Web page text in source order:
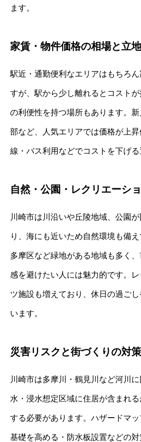
ます。
家賃・物件価格の相場と立
駅近・通勤便利なエリアはもちろ
すが、駅から少し離れるとコスト
の利便性を持つ場所もあります。
部など、人気エリアでは価格が上
線・バス利用などでコストを下げる
自然・公園・レクリエーシ
川崎市は川沿いや丘陵地域、公園
り、海にも近いため自然環境も備
多摩区など緑地がある地域も多く
感を避けたい人には魅力的です。
ツ施設も増えており、休日の過ご
います。
災害リスクと街づくりの対策
川崎市は多摩川・鶴見川など河川
水・浸水想定区域に住居が含まれ
する必要があります。ハザードマッ
基礎を高める・防水板設置などの